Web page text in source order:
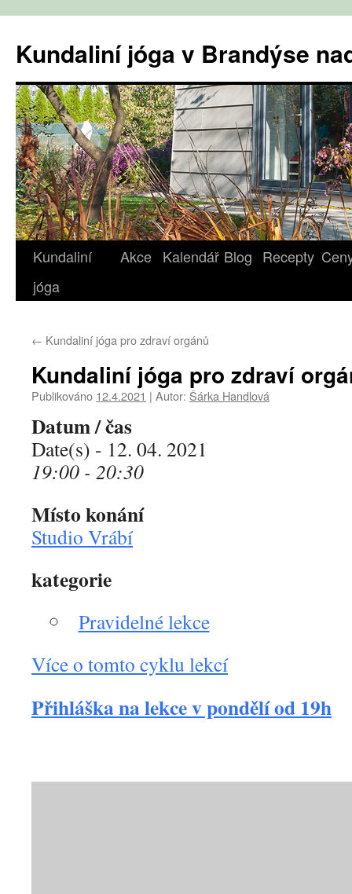
obsahu
webu
Kundaliní jóga v Brandýse
Kundaliní
jóga
Akce Kalendář Blog Recepty
← Kundaliní jóga pro zdraví orgánů
Kundaliní jóga pro zdraví
Publikováno 12.4.2021 | Autor: Šárka Handlová
Datum / čas
Date(s) - 12. 04. 2021
19:00 - 20:30
Místo konání
Studio Vrábí
kategorie
Pravidelné lekce
Více o tomto cyklu lekcí
Přihláška na lekce v pondělí od 19h